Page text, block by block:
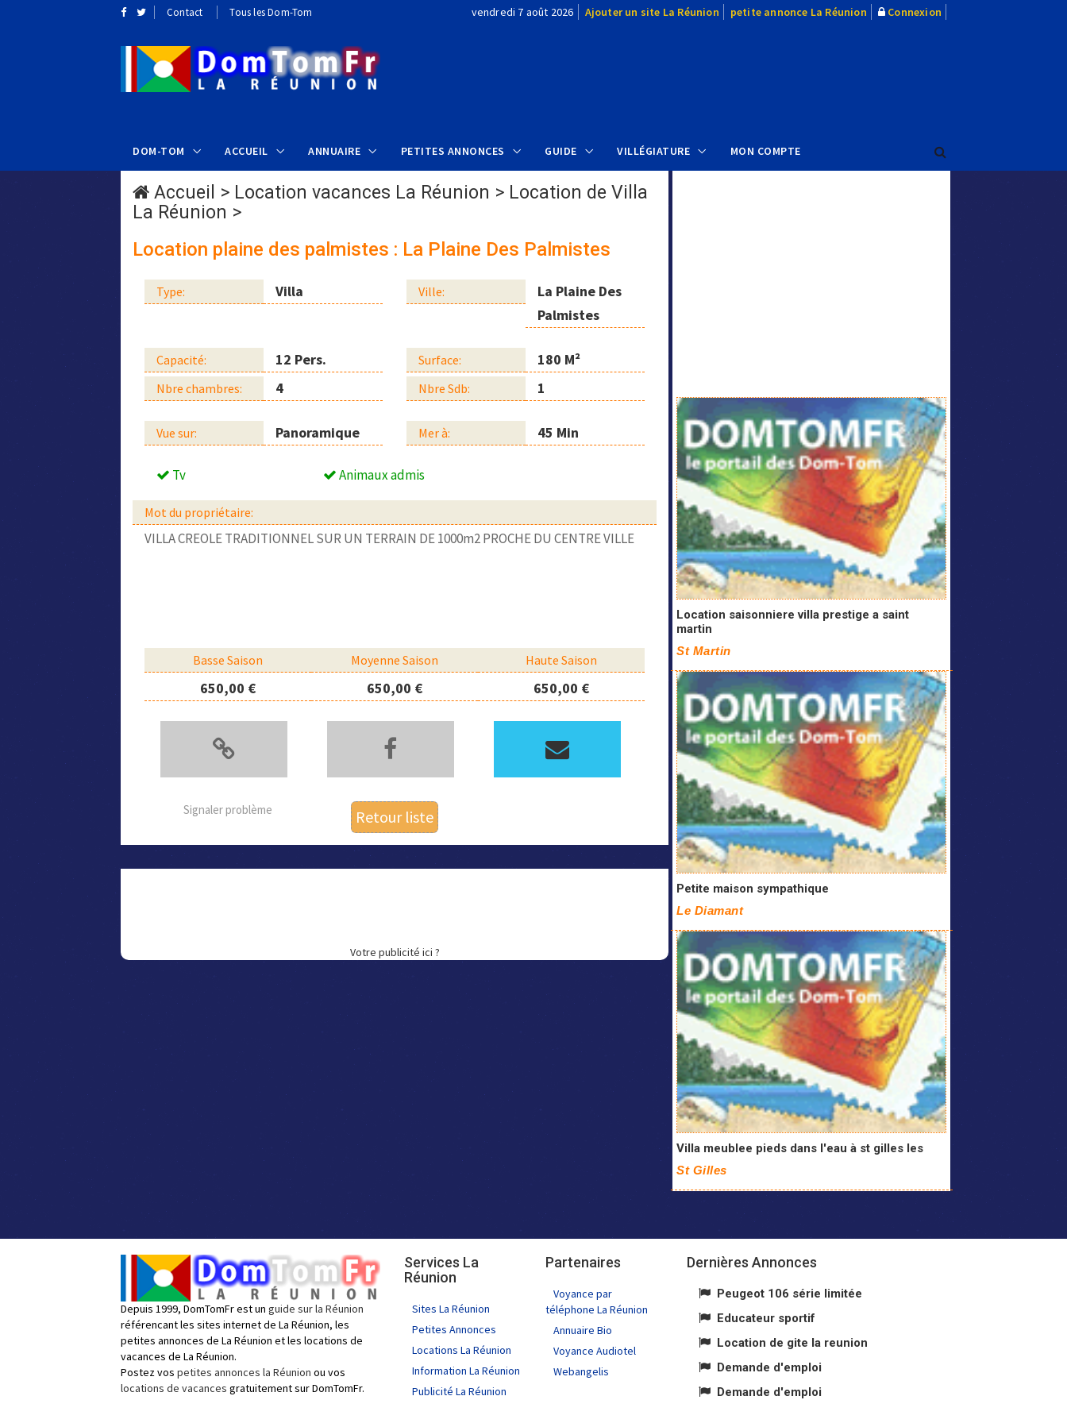
Contact Tous les Dom-Tom vendredi 7 août 2026 Ajouter un site La Réunion petite annonce La Réunion Connexion
DOM-TOM ACCUEIL ANNUAIRE PETITES ANNONCES GUIDE VILLÉGIATURE MON COMPTE
Accueil > Location vacances La Réunion > Location de Villa
La Réunion >
Location plaine des palmistes : La Plaine Des Palmistes
Type: Villa Ville:
La Plaine Des
Palmistes
Capacité: 12 Pers. Surface: 180 M²
Nbre chambres: 4 Nbre Sdb: 1
Vue sur: Panoramique Mer à: 45 Min
Tv Animaux admis
Mot du propriétaire:
VILLA CREOLE TRADITIONNEL SUR UN TERRAIN DE 1000m2 PROCHE DU CENTRE VILLE
Basse Saison Moyenne Saison Haute Saison
650,00 € 650,00 € 650,00 €
Signaler problème Retour liste
Votre publicité ici ?
Location saisonniere villa prestige a saint
martin
St Martin
Petite maison sympathique
Le Diamant
Villa meublee pieds dans l'eau à st gilles les
St Gilles
Depuis 1999, DomTomFr est un guide sur la Réunion
référencant les sites internet de La Réunion, les
petites annonces de La Réunion et les locations de
vacances de La Réunion.
Postez vos petites annonces la Réunion ou vos
locations de vacances gratuitement sur DomTomFr.
Services La
Réunion
Sites La Réunion
Petites Annonces
Locations La Réunion
Information La Réunion
Publicité La Réunion
Partenaires
Voyance par
téléphone La Réunion
Annuaire Bio
Voyance Audiotel
Webangelis
Dernières Annonces
Peugeot 106 série limitée
Educateur sportif
Location de gite la reunion
Demande d'emploi
Demande d'emploi